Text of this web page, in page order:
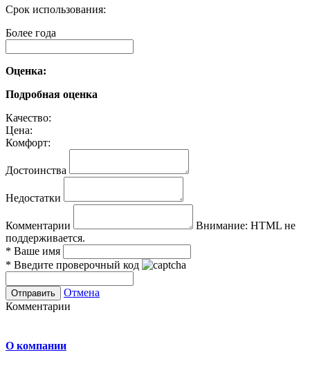
Срок использования:
Более года
Оценка:
Подробная оценка
Качество:
Цена:
Комфорт:
Достоинства
Недостатки
Комментарии Внимание: HTML не
поддерживается.
* Ваше имя
* Введите проверочный код
Отмена
Комментарии
О компании